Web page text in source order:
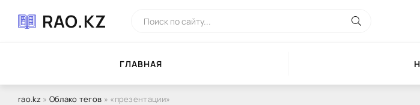
RAO.KZ
ГЛAВНAЯ
rao.kz» Облако тегов » «презентации»